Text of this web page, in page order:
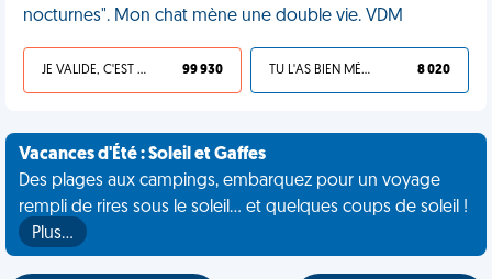
nocturnes". Mon chat mène une double vie. VDM
JE VALIDE, C'EST UNE VDM 99 930 TU L'AS BIEN MÉRITÉ 8 020
Vacances d'Été : Soleil et Gaffes
Des plages aux campings, embarquez pour un voyage
rempli de rires sous le soleil... et quelques coups de soleil !
Plus…